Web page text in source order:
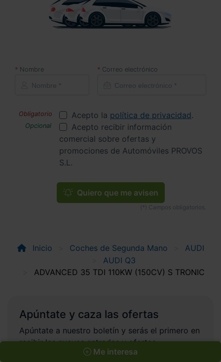
Nombre Correo electrónico
Acepto la política de privacidad.
Acepto recibir información
comercial sobre ofertas y
promociones de Automóviles PROVOS
S.L.
Quiero que me avisen
Me interesa
Inicio Coches de Segunda Mano
AUDI
AUDI Q3
ADVANCED 35 TDI 110KW (150CV) S TRONIC
Apúntate y caza las ofertas
Apúntate a nuestro boletín y serás el primero en
recibir las nuevas entradas y ofertas.